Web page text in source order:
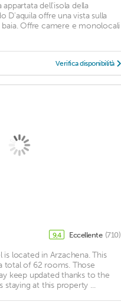
appartata dell'isola della
D'aquila offre una vista sulla
baia. Offre camere e monolocali
Verifica disponibilità
9,4 Eccellente (710)
located in Arzachena. This
total of 62 rooms. Those
keep updated thanks to the
staying at this property ...